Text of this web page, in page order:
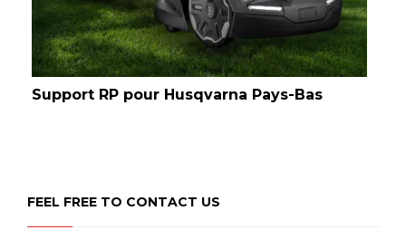
Support RP pour Husqvarna Pays-Bas
FEEL FREE TO CONTACT US